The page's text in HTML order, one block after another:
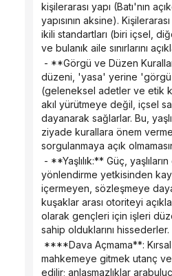
kişilerarası yapı (Batı'nın
yapısının aksine).
ikili standartları (biri içsel,
ve bulanık aile sınırlarını
düzeni, 'yasa' yerine 'görgü
(geleneksel adetler ve etik
akıl yürütmeye değil, içsel
dayanarak sağlarlar. Bu,
ziyade kurallara önem
sorgulanmaya açık
yönlendirme yetkisinden
içermeyen, sözleşmeye
kuşaklar arası otoriteyi
olarak gençleri için işleri
sahip olduklarını hissederler.
mahkemeye gitmek utanç
edilir; anlaşmazlıklar